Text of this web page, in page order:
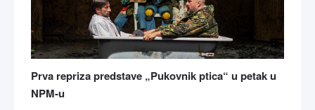
Prva repriza predstave „Pukovnik ptica“ u petak u
NPM-u